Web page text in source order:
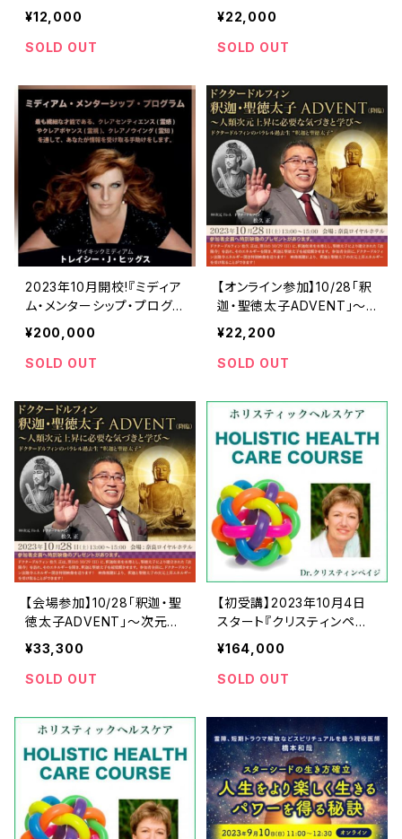
をサイキック能力とタロット
カードで紐解く方法:マーテ
ィン
¥12,000
SOLD OUT
サイキック能力とタロットカ
ードで紐解く方法:マーティ
ン
¥22,000
SOLD OUT
2023年10月開校!『ミディア
ム・メンターシップ・プログラ
ム』トレイシーJヒッグス
¥200,000
SOLD OUT
【オンライン参加】10/28「釈
迦・聖徳太子ADVENT」〜
次元上昇に必要な気づきと
学び〜ドクタードルフィン
松久 正
¥22,200
SOLD OUT
【会場参加】10/28「釈迦・聖
徳太子ADVENT」〜次元上
昇に必要な気づきと学び〜
ドクタードルフィン 松久 正
¥33,300
SOLD OUT
【初受講】2023年10月4日
スタート『クリスティンペイ
ジ-ホリスティックヘルス20
23』オンラインコース
¥164,000
SOLD OUT